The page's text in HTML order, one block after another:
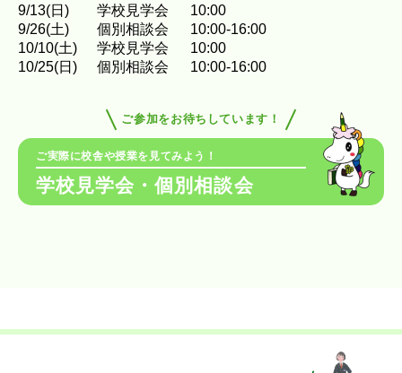
9/13(日) 学校見学会
10:00
9/26(土) 個別相談会
10:00-16:00
10/10(土) 学校見学会
10:00
10/25(日) 個別相談会 10:00-16:00
ご参加をお待ちしています！
ご実際に校舎や授業を見てみよう！
学校見学会・個別相談会